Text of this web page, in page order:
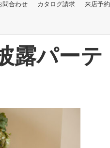
問合わせ カタログ請求 来店予約
露パーテ